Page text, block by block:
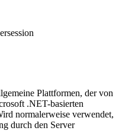
Plattformen, der von
.NET-basierten
normalerweise verwendet,
durch den Server